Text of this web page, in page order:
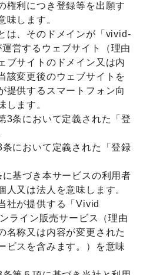
権利につき登録等を出願す
味します。
は、そのドメインが「vivid-
営するウェブサイト（理由
ブサイトのドメイン又は内
該変更後のウェブサイトを
提供するスマートフォン向
します。
3条において定義された「登
条において定義された「登録
に基づき本サービスの利用者
人又は法人を意味します。
社が提供する「Vivid
ライン販売サービス（理由
名称又は内容が変更された
ビスを含みます。）を意味